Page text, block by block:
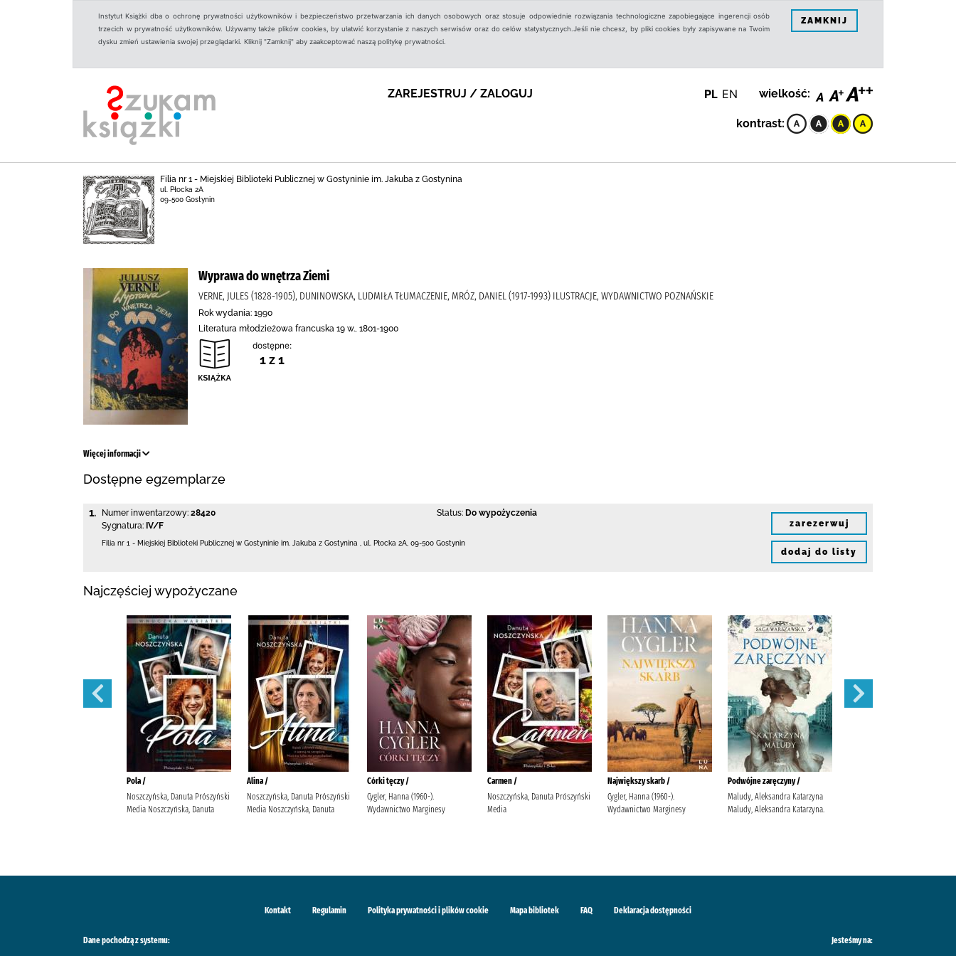
Instytut Książki dba o ochronę prywatności użytkowników i bezpieczeństwo przetwarzania ich danych osobowych oraz stosuje odpowiednie rozwiązania technologiczne zapobiegające ingerencji osób
trzecich w prywatność użytkowników. Używamy także plików cookies, by ułatwić korzystanie z naszych serwisów oraz do celów statystycznych.Jeśli nie chcesz, by pliki cookies były zapisywane na Twoim
dysku zmień ustawienia swojej przeglądarki. Kliknij "Zamknij" aby zaakceptować naszą politykę prywatności.
ZAMKNIJ
ZAREJESTRUJ / ZALOGUJ PL EN wielkość:
kontrast:
Filia nr 1 - Miejskiej Biblioteki Publicznej w Gostyninie im. Jakuba z Gostynina
ul. Płocka 2A
09-500 Gostynin
Wyprawa do wnętrza Ziemi
VERNE, JULES (1828-1905), DUNINOWSKA, LUDMIŁA TŁUMACZENIE, MRÓZ, DANIEL (1917-1993) ILUSTRACJE, WYDAWNICTWO POZNAŃSKIE
Rok wydania: 1990
Literatura młodzieżowa francuska 19 w., 1801-1900
dostępne:
1 z 1
Więcej informacji
Dostępne egzemplarze
1. Numer inwentarzowy: 28420
Sygnatura: IV/F
Status: Do wypożyczenia
Filia nr 1 - Miejskiej Biblioteki Publicznej w Gostyninie im. Jakuba z Gostynina ul. Płocka 2A 09-500 Gostynin
zarezerwuj
dodaj do listy
Najczęściej wypożyczane
Pola /
Noszczyńska, Danuta Prószyński
Media Noszczyńska, Danuta
Alina /
Noszczyńska, Danuta Prószyński
Media Noszczyńska, Danuta
Córki tęczy /
Cygler, Hanna (1960-).
Wydawnictwo Marginesy
Carmen /
Noszczyńska, Danuta Prószyński
Media
Największy skarb /
Cygler, Hanna (1960-).
Wydawnictwo Marginesy
Podwójne zaręczyny /
Maludy, Aleksandra Katarzyna
Maludy, Aleksandra Katarzyna.
Kontakt Regulamin Polityka prywatności i plików cookie Mapa bibliotek FAQ Deklaracja dostępności
Dane pochodzą z systemu: Jesteśmy na: